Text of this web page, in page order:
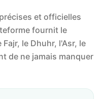
et officielles
fournit le
le Dhuhr, l'Asr, le
de ne jamais manquer